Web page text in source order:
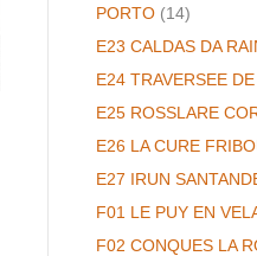
PORTO (14)
E23 CALDAS DA
E24 TRAVERSEE
E25 ROSSLARE
E26 LA CURE
E27 IRUN
F01 LE PUY EN
F02 CONQUES LA